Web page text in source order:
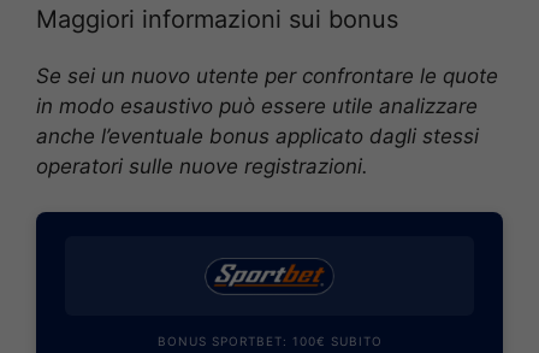
Maggiori informazioni sui bonus
Se sei un nuovo utente per confrontare le quote
in modo esaustivo può essere utile analizzare
anche l’eventuale bonus applicato dagli stessi
operatori sulle nuove registrazioni.
BONUS SPORTBET: 100€ SUBITO